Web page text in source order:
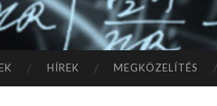
TÓ
L A
HÍREK MEGKÖZELÍTÉS